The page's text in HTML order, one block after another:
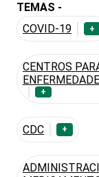
TEMAS -
COVID-19
+
CENTROS
+
CDC +